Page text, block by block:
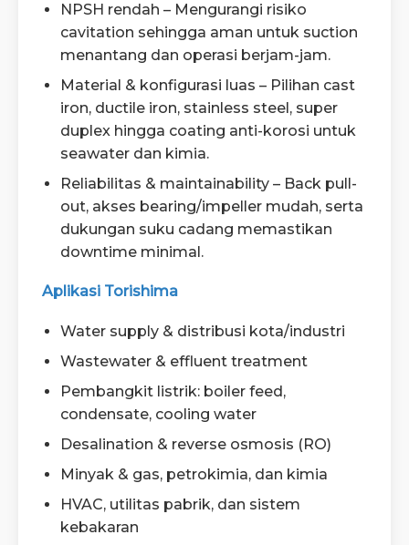
NPSH rendah – Mengurangi risiko
cavitation sehingga aman untuk suction
menantang dan operasi berjam-jam.
Material & konfigurasi luas – Pilihan cast
iron, ductile iron, stainless steel, super
duplex hingga coating anti-korosi untuk
seawater dan kimia.
Reliabilitas & maintainability – Back pull-
out, akses bearing/impeller mudah, serta
dukungan suku cadang memastikan
downtime minimal.
Aplikasi Torishima
Water supply & distribusi kota/industri
Wastewater & effluent treatment
Pembangkit listrik: boiler feed,
condensate, cooling water
Desalination & reverse osmosis (RO)
Minyak & gas, petrokimia, dan kimia
HVAC, utilitas pabrik, dan sistem
kebakaran